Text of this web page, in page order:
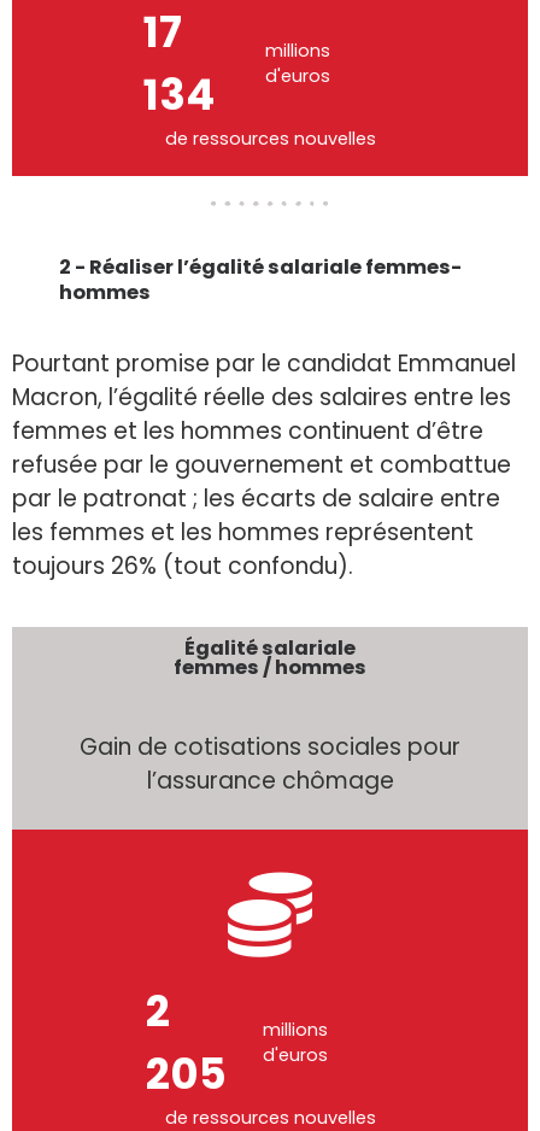
32
915
millions
d'euros
de ressources nouvelles
2 - Réaliser l’égalité salariale femmes-
hommes
Pourtant promise par le candidat Emmanuel
Macron, l’égalité réelle des salaires entre les
femmes et les hommes continuent d’être
refusée par le gouvernement et combattue
par le patronat ; les écarts de salaire entre
les femmes et les hommes représentent
toujours 26% (tout confondu).
Égalité salariale
femmes / hommes
Gain de cotisations sociales pour
l’assurance chômage
4
236
millions
d'euros
de ressources nouvelles